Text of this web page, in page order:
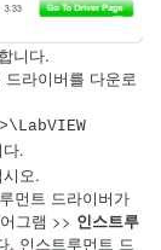
니다.
라이버를 다운로
.
오.
먼트 드라이버가
그램 >> 인스트루
. 인스트루먼트 드